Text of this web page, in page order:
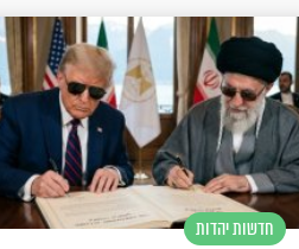
חדשות יהדות